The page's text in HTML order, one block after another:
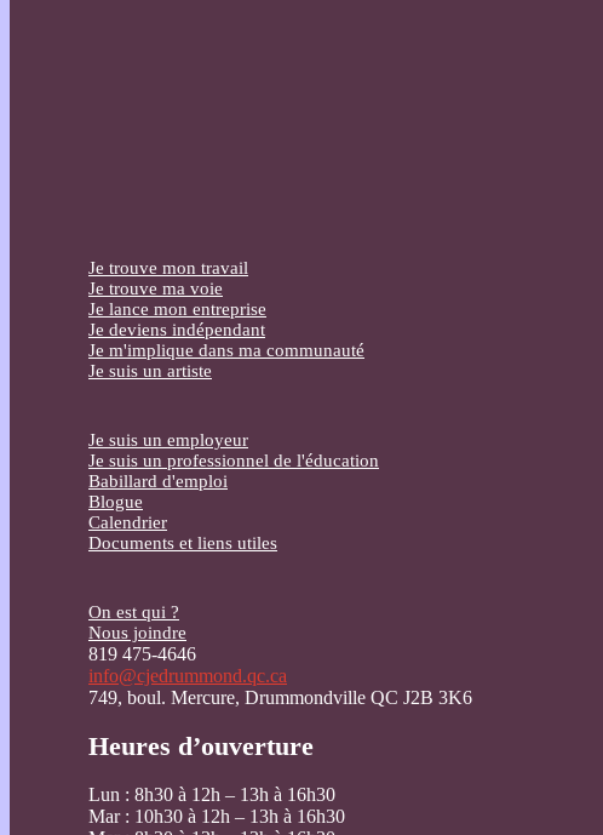
Je trouve mon travail
Je trouve ma voie
Je lance mon entreprise
Je deviens indépendant
Je m'implique dans ma communauté
Je suis un artiste
Je suis un employeur
Je suis un professionnel de l'éducation
Babillard d'emploi
Blogue
Calendrier
Documents et liens utiles
On est qui ?
Nous joindre
819 475-4646
info@cjedrummond.qc.ca
749, boul. Mercure, Drummondville QC J2B 3K6
Heures d’ouverture
Lun : 8h30 à 12h – 13h à 16h30
Mar : 10h30 à 12h – 13h à 16h30